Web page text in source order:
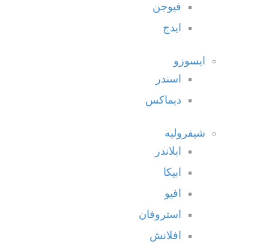
فيوجن
ايدج
ايسوزو
اسندر
ديماكس
شيفروليه
ابلاندر
ابيكا
افيو
استروفان
افلانش